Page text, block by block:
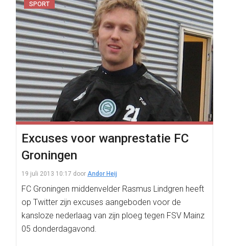
SPORT
Excuses voor wanprestatie FC
Groningen
19 juli 2013 10:17 door Andor Heij
FC Groningen middenvelder Rasmus Lindgren heeft
op Twitter zijn excuses aangeboden voor de
kansloze nederlaag van zijn ploeg tegen FSV Mainz
05 donderdagavond.